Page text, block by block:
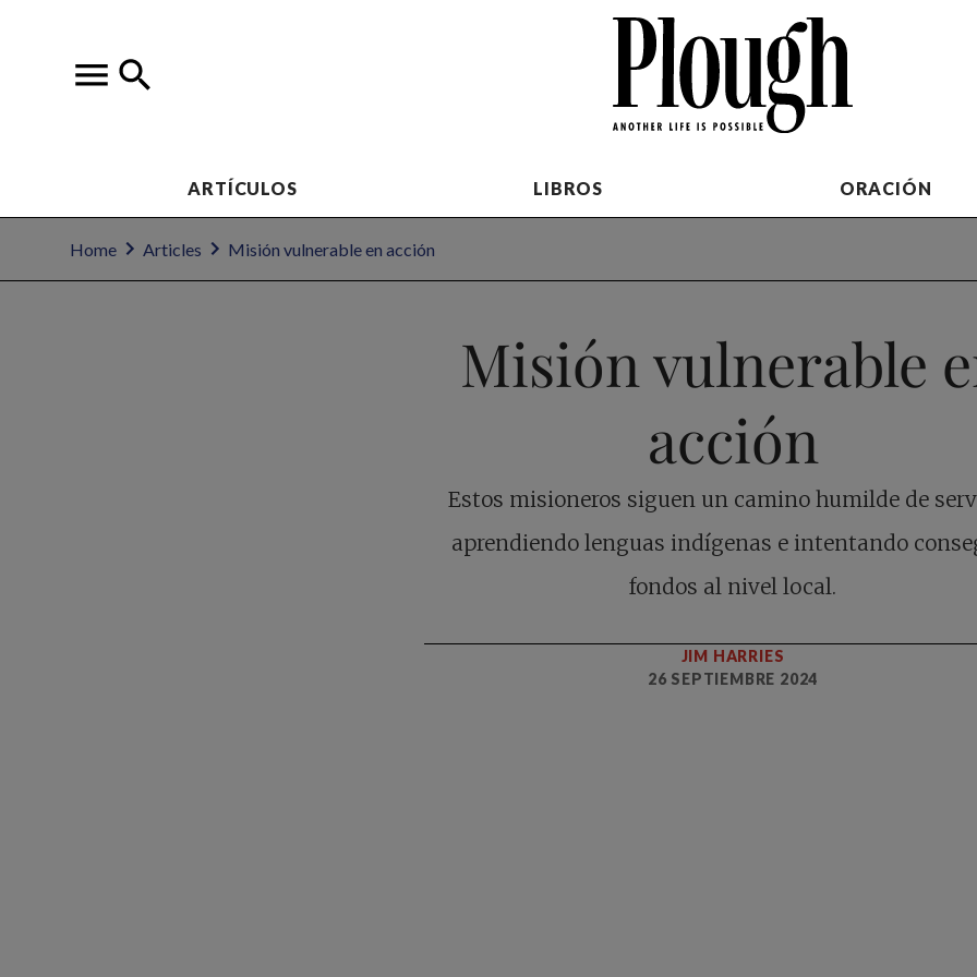
ARTÍCULOS LIBROS ORACIÓN
Home Articles Misión vulnerable en acción
Misión vulnerable
acción
Estos misioneros siguen un camino humilde de
aprendiendo lenguas indígenas e intentando
fondos al nivel local.
JIM HARRIES
26 SEPTIEMBRE 2024